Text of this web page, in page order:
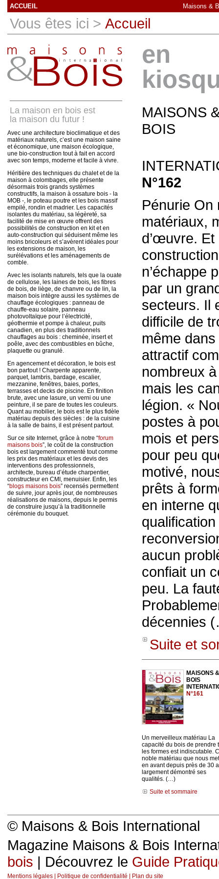
ACCUEIL Maisons &
Vous êtes ici > Accueil
La maison en bois est
la maison du futur !
Avec une architecture bioclimatique et des
matériaux naturels, c’est une maison saine
et économique, une maison écologique,
une bio-construction tout à fait en accord
avec son temps, moderne et facile à vivre.
Héritière des techniques du chalet et de la
maison à colombages, elle présente
désormais trois grands systèmes
constructifs, la maison à ossature bois - la
MOB -, le poteau poutre et les bois massif
empilé, rondin et madrier. Les capacités
isolantes du matériau, sa légèreté, sa
facilité de mise en œuvre offrent des
possibilités de construction en kit et en
auto-construction qui séduisent même les
moins bricoleurs et s’avèrent idéales pour
les extensions de maison, les
surélévations et les aménagements de
comble.
Avec les isolants naturels, tels que la ouate
de cellulose, les laines de bois, les fibres
de bois, de liège, de chanvre ou de lin, la
maison bois intègre aussi les systèmes de
chauffage écologiques : panneau de
chauffe-eau solaire, panneau
photovoltaïque pour l’électricité,
géothermie et pompe à chaleur, puits
canadien, en plus des traditionnels
chauffages au bois : cheminée, insert et
poêle, avec des combustibles en bûche,
plaquette ou granulé.
En agencement et décoration, le bois est
bon partout ! Charpente apparente,
parquet, lambris, bardage, escalier,
mezzanine, fenêtres, baies, portes,
terrasses et decks de piscine. En finition
brute, avec une lasure, un verni ou une
peinture, il se pare de toutes les couleurs.
Quant au mobilier, le bois est le plus fidèle
matériau depuis des siècles : de la cuisine
à la salle de bains, il est présent partout.
Sur ce site Internet, grâce à notre “forum
maisons bois”, le coût de la construction
bois est largement commenté tout comme
les prix des matériaux et les devis des
interventions des professionnels,
architecte, bureau d’étude charpentier,
constructeur en CMI, menuisier. Enfin, les
“blogs maisons bois” recensés permettent
de suivre, jour après jour, de nombreuses
réalisations de maisons, depuis le permis
de construire jusqu’à la traditionnelle
cérémonie du bouquet.
en
MAISONS
BOIS
N°162
Pénurie On
matériaux,
d’œuvre. Et
n’échappe
par un
secteurs. Il
difficile de
même
attractif
nombreux
mais les
légion. «
postes à
mois et
pour peu
motivé,
prêts à
en interne
aucun
confiait un
peu. La
décennies
Suite et
MAISONS &
BOIS
N°161
Un merveilleux matériau La
capacité du bois de prendre
les formes est indiscutable.
noble matériau que nous
en avant depuis près de 30
largement démontré ses
qualités. (…)
Suite et sommaire
© Maisons & Bois International
Magazine Maisons & Bois
bois | Découvrez le Guide
Mentions légales Politique de confidentialité Plan du site